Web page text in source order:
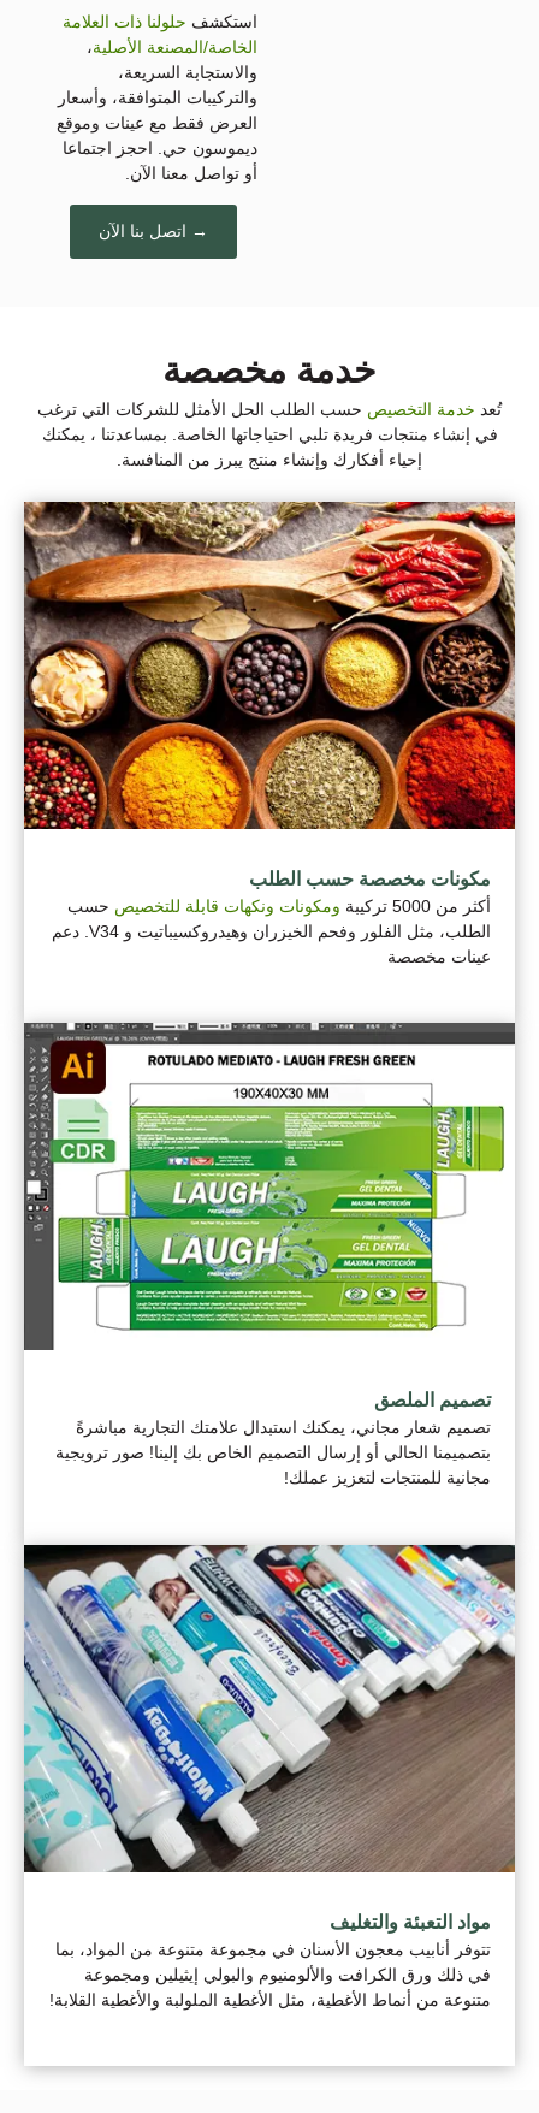
استكشف حلولنا ذات العلامة
الخاصة/المصنعة الأصلية،
والاستجابة السريعة،
والتركيبات المتوافقة، وأسعار
العرض فقط مع عينات وموقع
ديموسون حي. احجز اجتماعا
أو تواصل معنا الآن.
→ اتصل بنا الآن
خدمة مخصصة
تُعد خدمة التخصيص حسب الطلب الحل الأمثل للشركات التي ترغب
في إنشاء منتجات فريدة تلبي احتياجاتها الخاصة. بمساعدتنا ، يمكنك
إحياء أفكارك وإنشاء منتج يبرز من المنافسة.
مكونات مخصصة حسب الطلب
أكثر من 5000 تركيبة ومكونات ونكهات قابلة للتخصيص حسب
الطلب، مثل الفلور وفحم الخيزران وهيدروكسيباتيت و V34. دعم
عينات مخصصة
تصميم الملصق
تصميم شعار مجاني، يمكنك استبدال علامتك التجارية مباشرةً
بتصميمنا الحالي أو إرسال التصميم الخاص بك إلينا! صور ترويجية
مجانية للمنتجات لتعزيز عملك!
مواد التعبئة والتغليف
تتوفر أنابيب معجون الأسنان في مجموعة متنوعة من المواد، بما
في ذلك ورق الكرافت والألومنيوم والبولي إيثيلين ومجموعة
متنوعة من أنماط الأغطية، مثل الأغطية الملولبة والأغطية القلابة!